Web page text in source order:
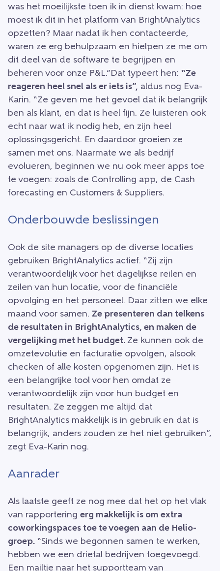
was het moeilijkste toen ik in dienst kwam: hoe
moest ik dit in het platform van BrightAnalytics
opzetten? Maar nadat ik hen contacteerde,
waren ze erg behulpzaam en hielpen ze me om
dit deel van de software te begrijpen en
beheren voor onze P&L.”Dat typeert hen: “Ze
reageren heel snel als er iets is”, aldus nog Eva-
Karin. “Ze geven me het gevoel dat ik belangrijk
ben als klant, en dat is heel fijn. Ze luisteren ook
echt naar wat ik nodig heb, en zijn heel
oplossingsgericht. En daardoor groeien ze
samen met ons. Naarmate we als bedrijf
evolueren, beginnen we nu ook meer apps toe
te voegen: zoals de Controlling app, de Cash
forecasting en Customers & Suppliers.
Onderbouwde beslissingen
Ook de site managers op de diverse locaties
gebruiken BrightAnalytics actief. “Zij zijn
verantwoordelijk voor het dagelijkse reilen en
zeilen van hun locatie, voor de financiële
opvolging en het personeel. Daar zitten we elke
maand voor samen. Ze presenteren dan telkens
de resultaten in BrightAnalytics, en maken de
vergelijking met het budget. Ze kunnen ook de
omzetevolutie en facturatie opvolgen, alsook
checken of alle kosten opgenomen zijn. Het is
een belangrijke tool voor hen omdat ze
verantwoordelijk zijn voor hun budget en
resultaten. Ze zeggen me altijd dat
BrightAnalytics makkelijk is in gebruik en dat is
belangrijk, anders zouden ze het niet gebruiken”,
zegt Eva-Karin nog.
Aanrader
Als laatste geeft ze nog mee dat het op het vlak
van rapportering erg makkelijk is om extra
coworkingspaces toe te voegen aan de Helio-
groep. “Sinds we begonnen samen te werken,
hebben we een drietal bedrijven toegevoegd.
Een mailtje naar het supportteam van